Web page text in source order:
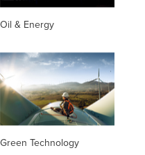
Oil & Energy
Green Technology